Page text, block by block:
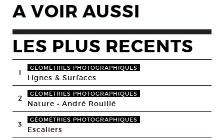
A VOIR AUSSI
LES PLUS RECENTS
1 GÉOMÉTRIES PHOTOGRAPHIQUES
Lignes & Surfaces
2 GÉOMÉTRIES PHOTOGRAPHIQUES
Nature • André Rouillé
3 GÉOMÉTRIES PHOTOGRAPHIQUES
Escaliers